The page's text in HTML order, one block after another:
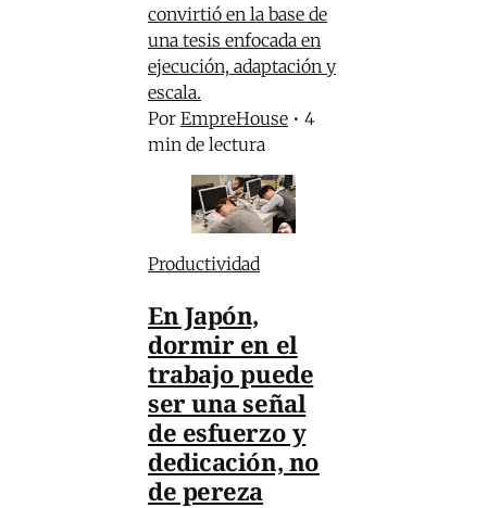
convirtió en la base de
una tesis enfocada en
ejecución, adaptación y
escala.
Por EmpreHouse • 4
min de lectura
Productividad
En Japón,
dormir en el
trabajo puede
ser una señal
de esfuerzo y
dedicación, no
de pereza